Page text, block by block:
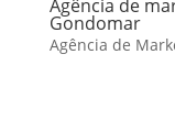
Agência de
Gondomar
Agência de